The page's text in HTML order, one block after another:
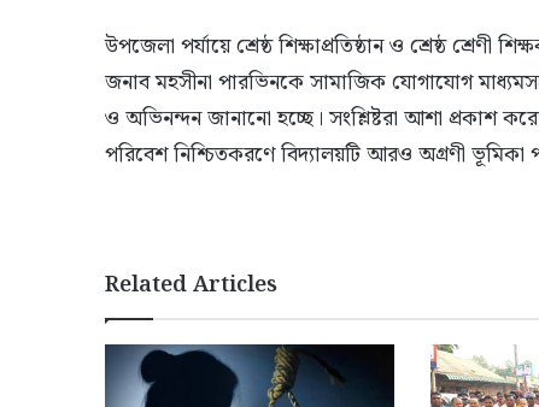
উপজেলা পর্যায়ে শ্রেষ্ঠ শিক্ষাপ্রতিষ্ঠান ও শ্রেষ্ঠ
জনাব মহসীনা পারভিনকে সামাজিক যোগাযোগ
ও অভিনন্দন জানানো হচ্ছে। সংশ্লিষ্টরা আশা প্রকাশ
পরিবেশ নিশ্চিতকরণে বিদ্যালয়টি আরও অগ্রণী ভূমিকা
Related Articles